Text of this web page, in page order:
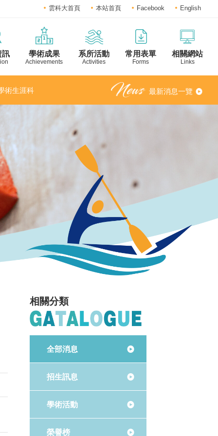
English
Facebook
本站首頁
雲科大首頁
訊 學術成果
Achievements
系所活動
Activities
常用表單
Forms
相關網站
Links
最新消息一覽
術生涯科
相關分類
全部消息
招生訊息
學術活動
榮譽榜